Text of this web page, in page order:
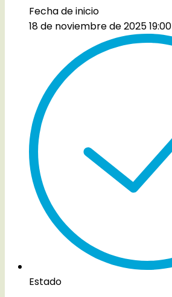
Fecha de inicio
18 de noviembre de 2025 19:00
Estado